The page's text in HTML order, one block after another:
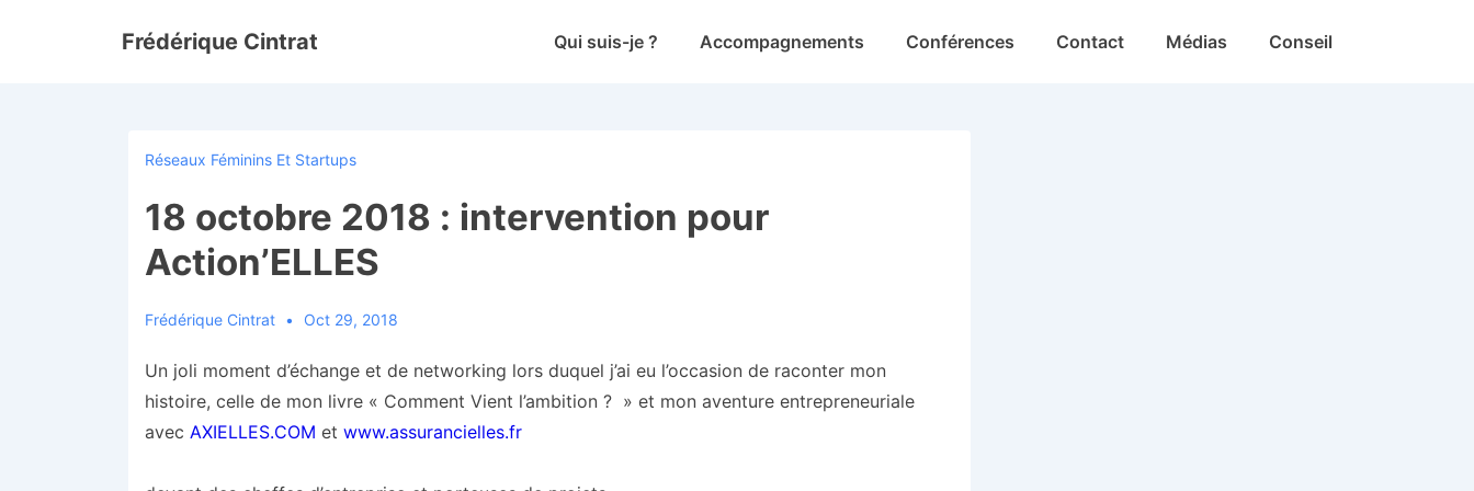
Frédérique Cintrat
MainQui suis-je ? Accompagnements Conférences Contact Médias Conseil
Réseaux Féminins Et Startups
18 octobre 2018 : intervention pour
Action’ELLES
Frédérique Cintrat Oct 29, 2018
Un joli moment d’échange et de networking lors duquel j’ai eu l’occasion de raconter mon
histoire, celle de mon livre « Comment Vient l’ambition ? » et mon aventure entrepreneuriale
avec AXIELLES.COM et www.assurancielles.fr